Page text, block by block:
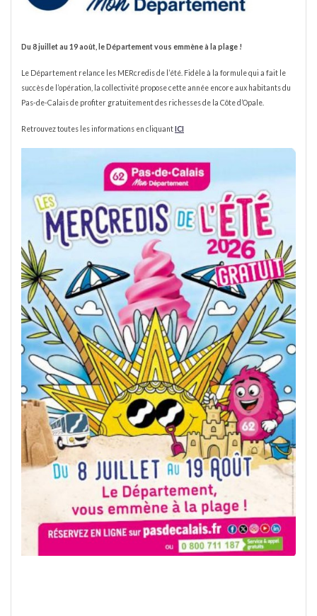
Du 8 juillet au 19 août, le Département vous emmène à la plage !
Le Département relance les MERcredis de l’été. Fidèle à la formule qui a fait le
succès de l’opération, la collectivité propose cette année encore aux habitants du
Pas-de-Calais de profiter gratuitement des richesses de la Côte d’Opale.
Retrouvez toutes les informations en cliquant ICI